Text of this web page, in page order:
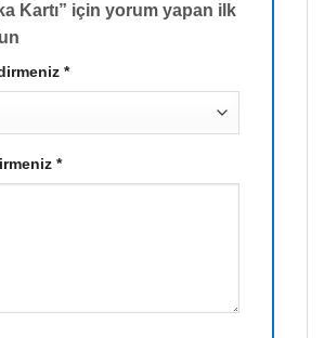
Kartı” için yorum yapan ilk
*
*